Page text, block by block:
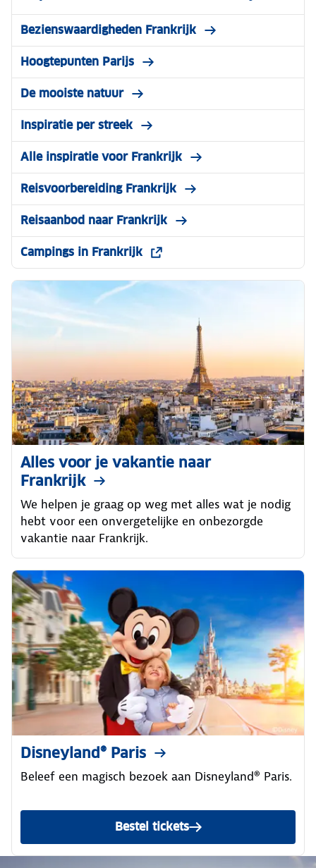
Bezienswaardigheden Frankrijk
Hoogtepunten Parijs
De mooiste natuur
Inspiratie per streek
Alle inspiratie voor Frankrijk
Reisvoorbereiding Frankrijk
Reisaanbod naar Frankrijk
Campings in Frankrijk
Alles voor je vakantie naar
Frankrijk
We helpen je graag op weg met alles wat je nodig
hebt voor een onvergetelijke en onbezorgde
vakantie naar Frankrijk.
Disneyland® Paris
Beleef een magisch bezoek aan Disneyland® Paris.
Bestel tickets